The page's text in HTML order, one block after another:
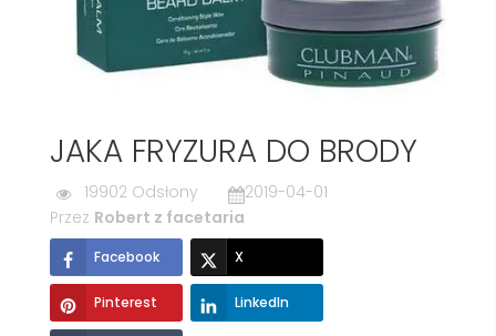
JAKA FRYZURA DO BRODY
19902 Odsłony
2019-04-01
Przez Robert z facetaria
Facebook X
Pinterest LinkedIn